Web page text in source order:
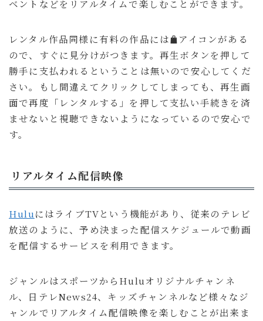
ベントなどをリアルタイムで楽しむことができます。
レンタル作品同様に有料の作品には
アイコンがある
ので、すぐに見分けがつきます。再生ボタンを押して
勝手に支払われるということは無いので安心してくだ
さい。もし間違えてクリックしてしまっても、再生画
面で再度「レンタルする」を押して支払い手続きを済
ませないと視聴できないようになっているので安心で
す。
リアルタイム配信映像
Hulu にはライブTVという機能があり、従来のテレビ
放送のように、予め決まった配信スケジュールで動画
を配信するサービスを利用できます。
ジャンルはスポーツからHuluオリジナルチャンネ
ル、日テレNews24、キッズチャンネルなど様々なジ
ャンルでリアルタイム配信映像を楽しむことが出来ま